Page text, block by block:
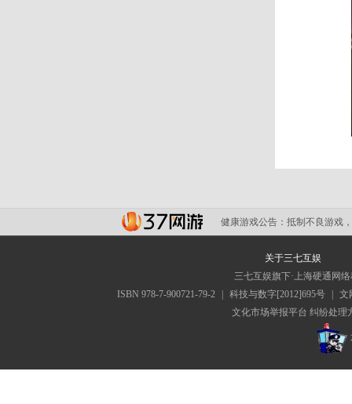
健康游戏公告： 抵制不良游戏
关于三七互娱
三七互娱旗下·上海硬通网
ISBN 978-7-900721-79-2
科技与数字[2012]695号
文
文化市场举报平台 纠纷处理